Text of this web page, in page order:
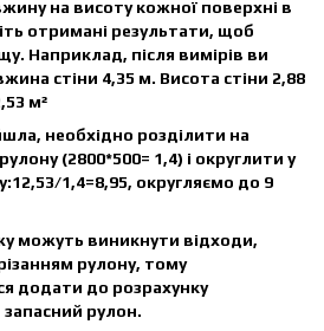
на висоту кожної поверхні в
отримані результати, щоб
Наприклад, після вимірів ви
стіни 4,35 м. Висота стіни 2,88
м²
необхідно розділити на
(2800*500= 1,4) і округлити у
1,4=8,95, округляємо до 9
можуть виникнути відходи,
рулону, тому
додати до розрахунку
рулон.